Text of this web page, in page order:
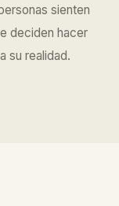
sienten
deciden hacer
su realidad.